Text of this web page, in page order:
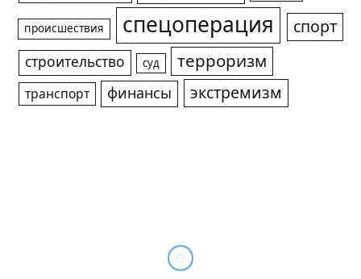
происшествия спецоперация спорт
строительство суд терроризм
транспорт финансы экстремизм